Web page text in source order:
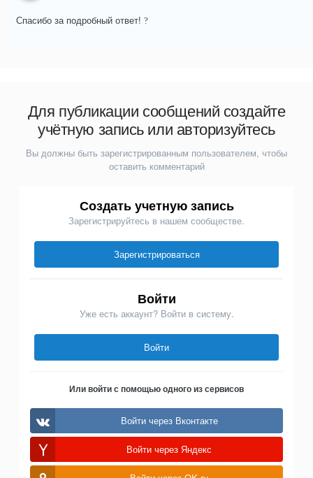
Спасибо за подробный ответ! ?
Для публикации сообщений создайте
учётную запись или авторизуйтесь
Вы должны быть зарегистрированным пользователем, чтобы
оставить комментарий
Создать учетную запись
Зарегистрируйтесь в нашем сообществе.
Зарегистрироваться
Войти
Уже есть аккаунт? Войти в систему.
Войти
Или войти с помощью одного из сервисов
Войти через Вконтакте
Войти через Яндекс